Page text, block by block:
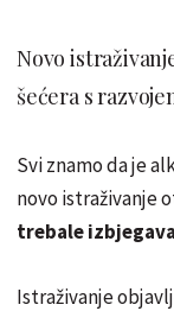
Novo
šećera s
Svi znamo da je
novo istraživanje
trebale
Istraživanje